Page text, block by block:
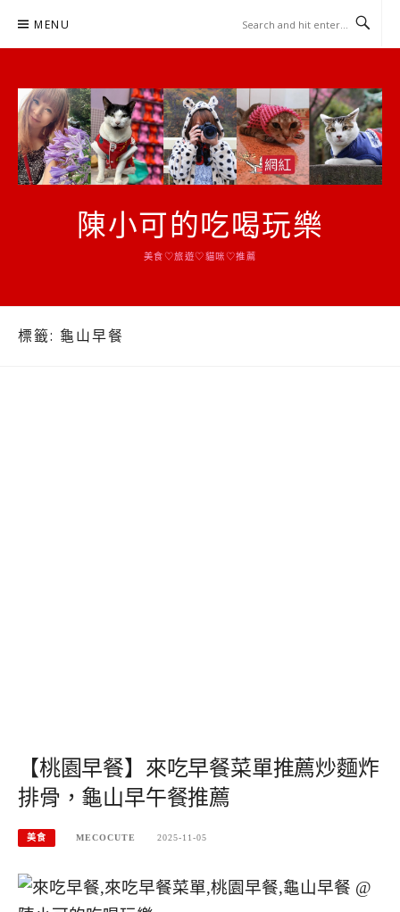
MENU
陳小可的吃喝玩樂
美食♡旅遊♡貓咪♡推薦
標籤: 龜山早餐
【桃園早餐】來吃早餐菜單推薦炒麵炸
排骨，龜山早午餐推薦
美食 MECOCUTE 2025-11-05